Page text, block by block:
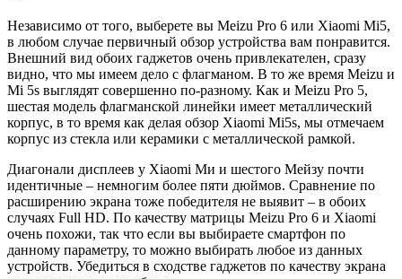
Независимо от того, выберете вы Meizu Pro 6 или Xiaomi Mi5,
в любом случае первичный обзор устройства вам понравится.
Внешний вид обоих гаджетов очень привлекателен, сразу
видно, что мы имеем дело с флагманом. В то же время Meizu и
Mi 5s выглядят совершенно по-разному. Как и Meizu Pro 5,
шестая модель флагманской линейки имеет металлический
корпус, в то время как делая обзор Xiaomi Mi5s, мы отмечаем
корпус из стекла или керамики с металлической рамкой.
Диагонали дисплеев у Xiaomi Ми и шестого Мейзу почти
идентичные – немногим более пяти дюймов. Сравнение по
расширению экрана тоже победителя не выявит – в обоих
случаях Full HD. По качеству матрицы Meizu Pro 6 и Xiaomi
очень похожи, так что если вы выбираете смартфон по
данному параметру, то можно выбирать любое из данных
устройств. Убедиться в сходстве гаджетов по качеству экрана